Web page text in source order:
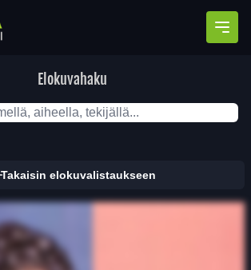
Elokuvahaku
Takaisin elokuvalistaukseen